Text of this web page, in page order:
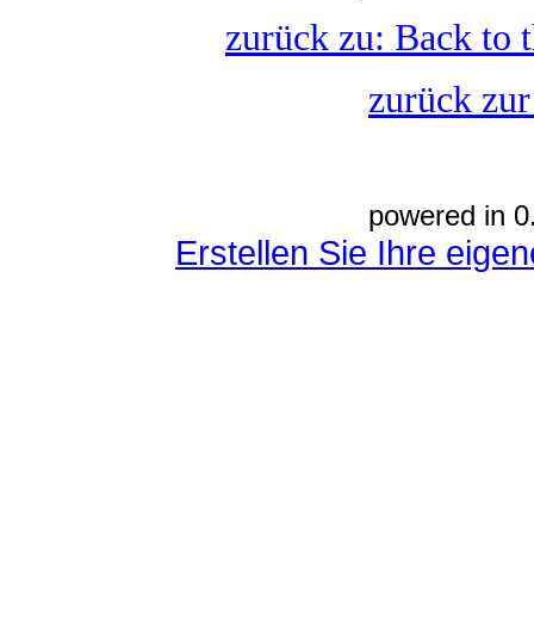
zurück zu: Back to
zurück
powered in
Erstellen Sie Ihre